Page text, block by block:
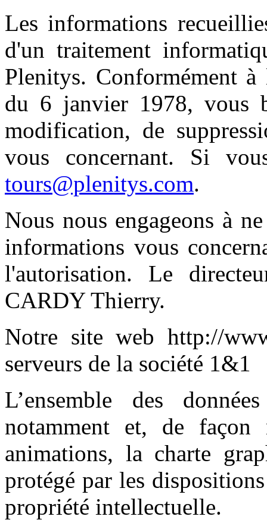
Les informations
d'un traitement
Plenitys. Conformément
du 6 janvier 1978, vous
modification, de
vous concernant. Si
tours@plenitys.com.
Nous nous engageons à
informations vous
l'autorisation. Le
CARDY Thierry.
Notre site web http://
serveurs de la société 1&1
L’ensemble des
notamment et, de
animations, la charte
protégé par les
propriété intellectuelle.